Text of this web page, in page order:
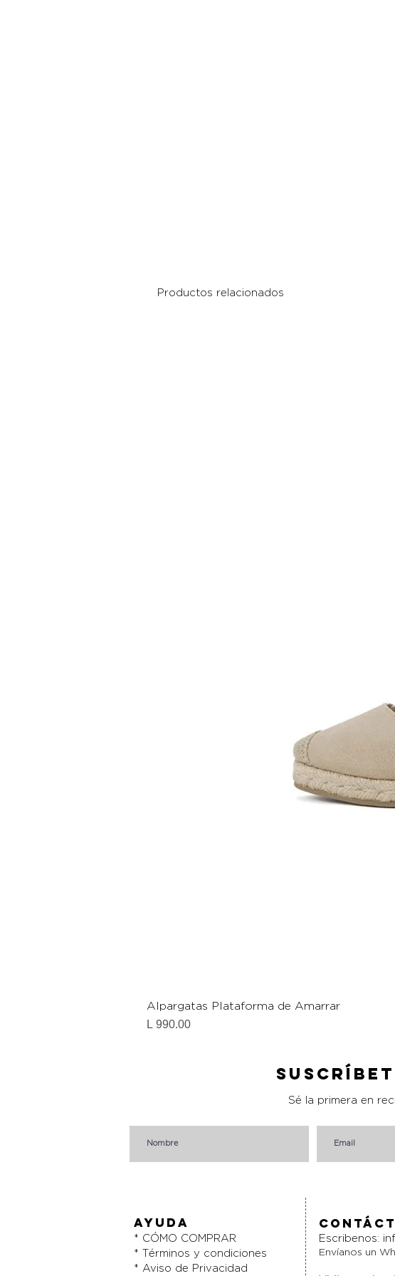
Productos relacionados
Alpargatas Plataforma de Amarrar
Precio
L 990.00
Sé la primera en
AYUDA
* CÓMO COMPRAR
* Términos y condiciones
* Aviso de Privacidad
Escribenos:
Envíanos un